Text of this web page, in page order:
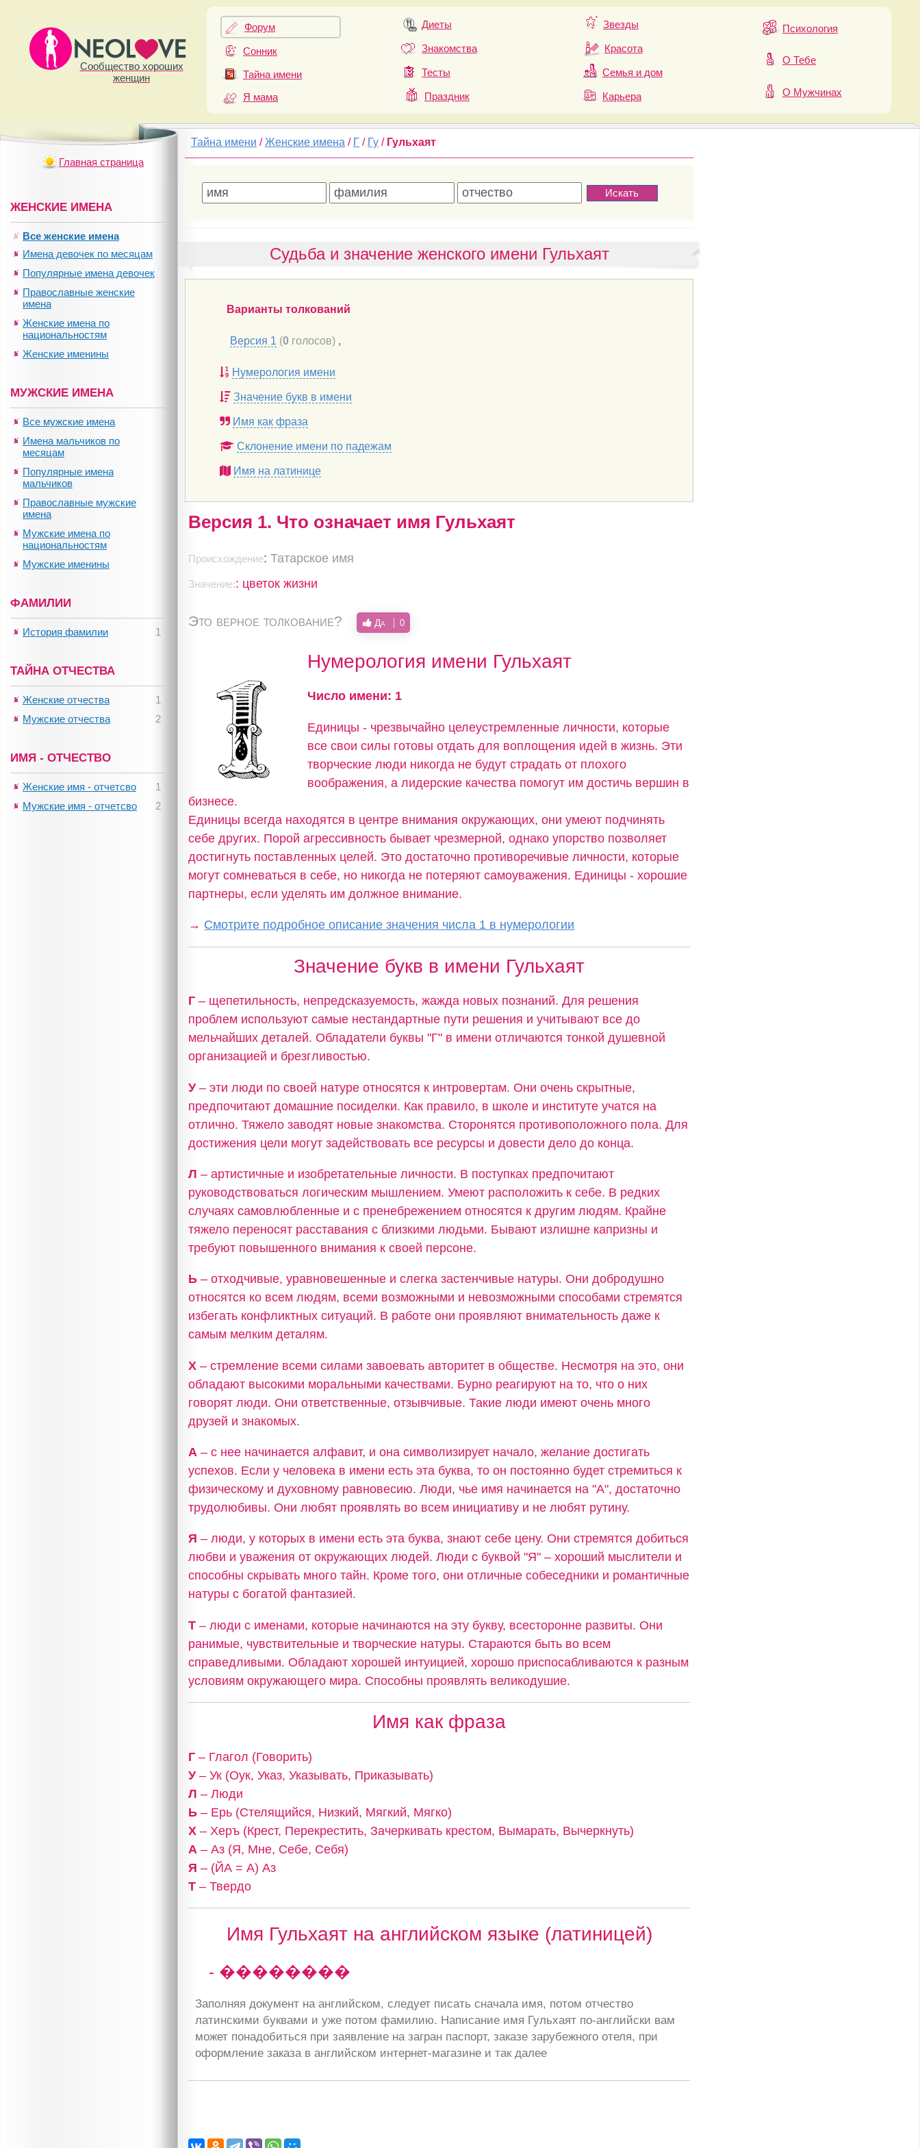
Сообщество хороших
женщин
Форум
Сонник
Тайна имени
Я мама
Диеты
Знакомства
Тесты
Праздник
Звезды
Красота
Семья и дом
Карьера
Психология
О Тебе
О Мужчинах
Тайна имени / Женские имена / Г / Гу / Гульхаят
Судьба и значение женского имени Гульхаят
Варианты толкований
Версия 1 (0 голосов) ,
Нумерология имени
Значение букв в имени
Имя как фраза
Склонение имени по падежам
Имя на латинице
Версия 1. Что означает имя Гульхаят
Происхождение:Татарское имя
Значение:: цветок жизни
Это верное толкование? Да 0
Нумерология имени Гульхаят
Число имени: 1
Единицы - чрезвычайно целеустремленные личности, которые
все свои силы готовы отдать для воплощения идей в жизнь. Эти
творческие люди никогда не будут страдать от плохого
воображения, а лидерские качества помогут им достичь вершин в
бизнесе.
Единицы всегда находятся в центре внимания окружающих, они умеют подчинять
себе других. Порой агрессивность бывает чрезмерной, однако упорство позволяет
достигнуть поставленных целей. Это достаточно противоречивые личности, которые
могут сомневаться в себе, но никогда не потеряют самоуважения. Единицы - хорошие
партнеры, если уделять им должное внимание.
→ Смотрите подробное описание значения числа 1 в нумерологии
Значение букв в имени Гульхаят
Г – щепетильность, непредсказуемость, жажда новых познаний. Для решения
проблем используют самые нестандартные пути решения и учитывают все до
мельчайших деталей. Обладатели буквы "Г" в имени отличаются тонкой душевной
организацией и брезгливостью.
У– эти люди по своей натуре относятся к интровертам. Они очень скрытные,
предпочитают домашние посиделки. Как правило, в школе и институте учатся на
отлично. Тяжело заводят новые знакомства. Сторонятся противоположного пола. Для
достижения цели могут задействовать все ресурсы и довести дело до конца.
Л – артистичные и изобретательные личности. В поступках предпочитают
руководствоваться логическим мышлением. Умеют расположить к себе. В редких
случаях самовлюбленные и с пренебрежением относятся к другим людям. Крайне
тяжело переносят расставания с близкими людьми. Бывают излишне капризны и
требуют повышенного внимания к своей персоне.
Ь – отходчивые, уравновешенные и слегка застенчивые натуры. Они добродушно
относятся ко всем людям, всеми возможными и невозможными способами стремятся
избегать конфликтных ситуаций. В работе они проявляют внимательность даже к
самым мелким деталям.
Х – стремление всеми силами завоевать авторитет в обществе. Несмотря на это, они
обладают высокими моральными качествами. Бурно реагируют на то, что о них
говорят люди. Они ответственные, отзывчивые. Такие люди имеют очень много
друзей и знакомых.
А – с нее начинается алфавит, и она символизирует начало, желание достигать
успехов. Если у человека в имени есть эта буква, то он постоянно будет стремиться к
физическому и духовному равновесию. Люди, чье имя начинается на "А", достаточно
трудолюбивы. Они любят проявлять во всем инициативу и не любят рутину.
Я – люди, у которых в имени есть эта буква, знают себе цену. Они стремятся добиться
любви и уважения от окружающих людей. Люди с буквой "Я" – хороший мыслители и
способны скрывать много тайн. Кроме того, они отличные собеседники и романтичные
натуры с богатой фантазией.
Т – люди с именами, которые начинаются на эту букву, всесторонне развиты. Они
ранимые, чувствительные и творческие натуры. Стараются быть во всем
справедливыми. Обладают хорошей интуицией, хорошо приспосабливаются к разным
условиям окружающего мира. Способны проявлять великодушие.
Имя как фраза
Г – Глагол (Говорить)
У– Ук (Оук, Указ, Указывать, Приказывать)
Л – Люди
Ь – Ерь (Стелящийся, Низкий, Мягкий, Мягко)
Х – Херъ (Крест, Перекрестить, Зачеркивать крестом, Вымарать, Вычеркнуть)
А – Аз (Я, Мне, Себе, Себя)
Я – (ЙА = А) Аз
Т – Твердо
Имя Гульхаят на английском языке (латиницей)
- ��������
Заполняя документ на английском, следует писать сначала имя, потом отчество
латинскими буквами и уже потом фамилию. Написание имя Гульхаят по-английски вам
может понадобиться при заявление на загран паспорт, заказе зарубежного отеля, при
оформление заказа в английском интернет-магазине и так далее
Главная страница
ЖЕНСКИЕ ИМЕНА
Все женские имена
Имена девочек по месяцам
Популярные имена девочек
Православные женские
имена
Женские имена по
национальностям
Женские именины
МУЖСКИЕ ИМЕНА
Все мужские имена
Имена мальчиков по
месяцам
Популярные имена
мальчиков
Православные мужские
имена
Мужские имена по
национальностям
Мужские именины
ФАМИЛИИ
1
История фамилии
ТАЙНА ОТЧЕСТВА
1
Женские отчества
2
Мужские отчества
ИМЯ - ОТЧЕСТВО
1
Женские имя - отчетсво
2
Мужские имя - отчетсво